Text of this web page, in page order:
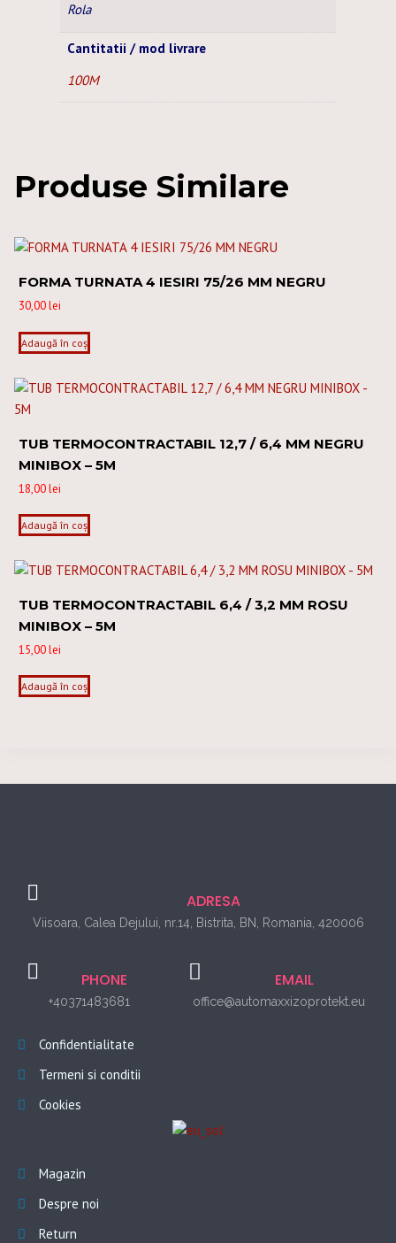
Rola
Cantitatii / mod livrare
100M
Produse Similare
FORMA TURNATA 4 IESIRI 75/26 MM NEGRU
30,00lei
Adaugă în coș
TUB TERMOCONTRACTABIL 12,7 / 6,4 MM NEGRU
MINIBOX – 5M
18,00lei
Adaugă în coș
TUB TERMOCONTRACTABIL 6,4 / 3,2 MM ROSU
MINIBOX – 5M
15,00lei
Adaugă în coș
ADRESA
Viisoara, Calea Dejului, nr.14, Bistrita, BN, Romania, 420006
PHONE
+40371483681
EMAIL
office@automaxxizoprotekt.eu
Confidentialitate
Termeni si conditii
Cookies
Magazin
Despre noi
Return